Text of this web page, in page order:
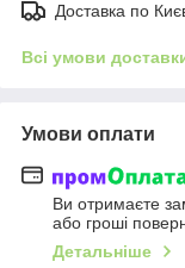
Доставка по
Всі умови
Умови оплати
Ви отримаєте
або гроші
Детальніше